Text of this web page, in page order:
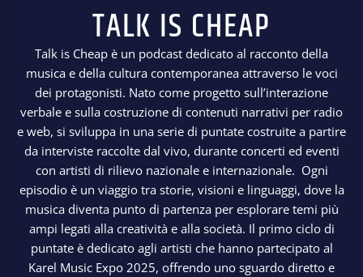
TALK IS CHEAP
Talk is Cheap è un podcast dedicato al racconto della
musica e della cultura contemporanea attraverso le voci
dei protagonisti. Nato come progetto sull’interazione
verbale e sulla costruzione di contenuti narrativi per radio
e web, si sviluppa in una serie di puntate costruite a partire
da interviste raccolte dal vivo, durante concerti ed eventi
con artisti di rilievo nazionale e internazionale. Ogni
episodio è un viaggio tra storie, visioni e linguaggi, dove la
musica diventa punto di partenza per esplorare temi più
ampi legati alla creatività e alla società. Il primo ciclo di
puntate è dedicato agli artisti che hanno partecipato al
Karel Music Expo 2025, offrendo uno sguardo diretto e